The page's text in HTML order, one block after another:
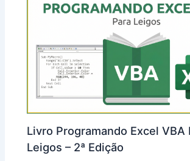
Livro Programando Excel VBA
Leigos – 2ª Edição